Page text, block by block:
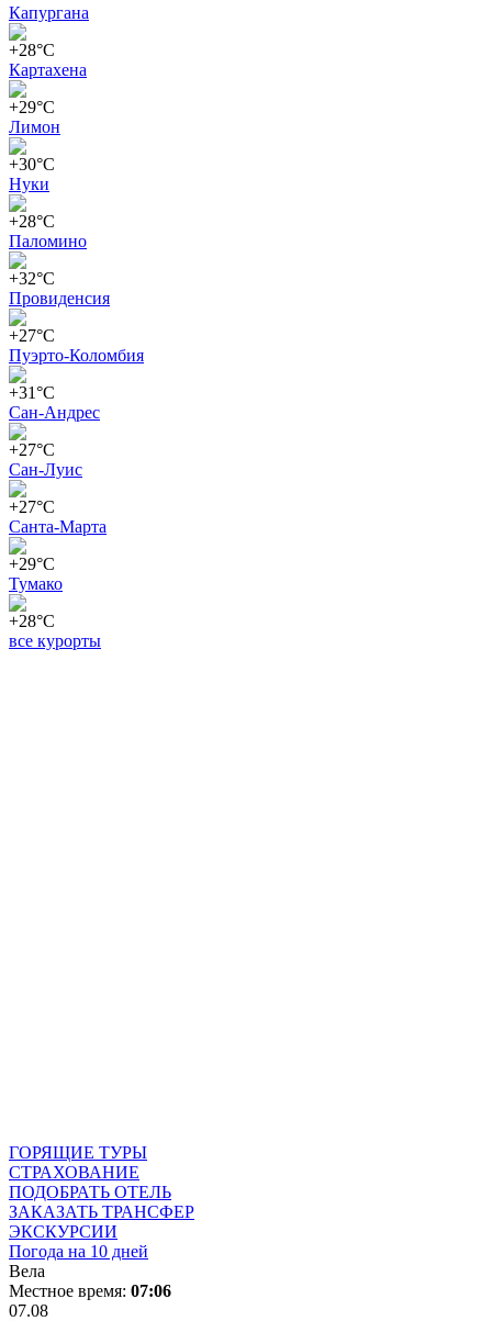
Капургана
+28°C
Картахена
+29°C
Лимон
+30°C
Нуки
+28°C
Паломино
+32°C
Провиденсия
+27°C
Пуэрто-Коломбия
+31°C
Сан-Андрес
+27°C
Сан-Луис
+27°C
Санта-Марта
+29°C
Тумако
+28°C
все курорты
ГОРЯЩИЕ ТУРЫ
СТРАХОВАНИЕ
ПОДОБРАТЬ ОТЕЛЬ
ЗАКАЗАТЬ ТРАНСФЕР
ЭКСКУРСИИ
Погода на 10 дней
Вела
Местное время: 07:06
07.08